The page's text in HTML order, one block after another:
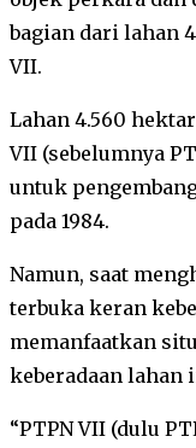
bagian dari lahan
VII.
Lahan 4.560
VII (sebelumnya
untuk
pada 1984.
Namun, saat
terbuka keran
memanfaatkan
keberadaan lahan
“PTPN VII (dulu